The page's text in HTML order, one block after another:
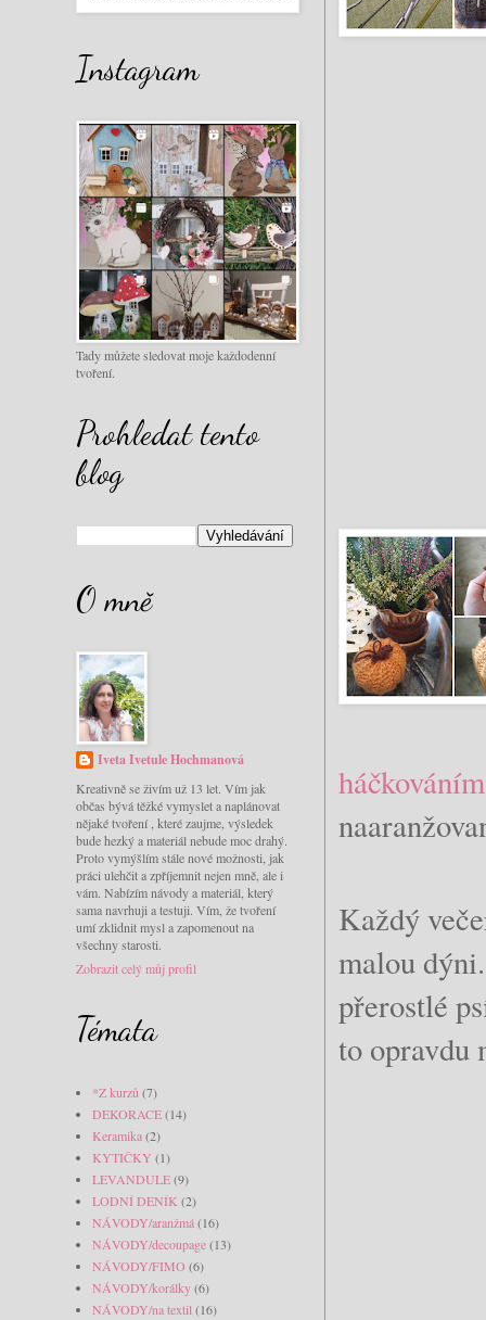
háčkováním
Každý
malou
přerostlé
to opravdu
Instagram
Tady můžete sledovat moje každodenní
tvoření.
Prohledat tento
blog
O mně
Iveta Ivetule Hochmanová
Kreativně se živím už 13 let. Vím jak
občas bývá těžké vymyslet a naplánovat
nějaké tvoření , které zaujme, výsledek
bude hezký a materiál nebude moc drahý.
Proto vymýšlím stále nové možnosti, jak
práci ulehčit a zpříjemnit nejen mně, ale i
vám. Nabízím návody a materiál, který
sama navrhuji a testuji. Vím, že tvoření
umí zklidnit mysl a zapomenout na
všechny starosti.
Zobrazit celý můj profil
Témata
*Z kurzů (7)
DEKORACE(14)
Keramika(2)
KYTIČKY (1)
LEVANDULE(9)
LODNÍ DENÍK (2)
NÁVODY/aranžmá(16)
NÁVODY/decoupage(13)
NÁVODY/FIMO (6)
NÁVODY/korálky(6)
NÁVODY/na textil (16)